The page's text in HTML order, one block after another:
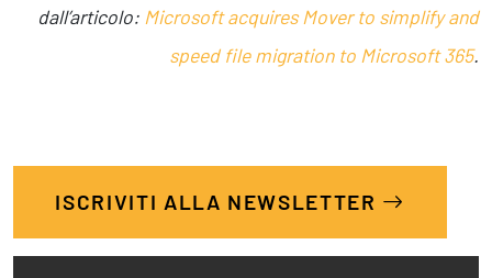
dall’articolo: Microsoft acquires Mover to simplify and
speed file migration to Microsoft 365.
ISCRIVITI ALLA NEWSLETTER